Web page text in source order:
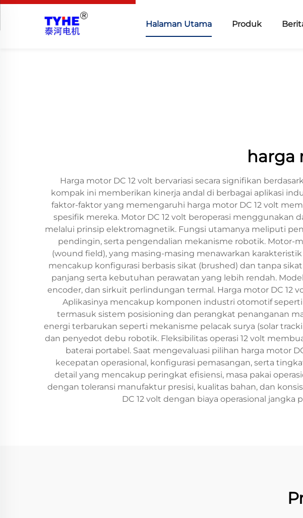
Halaman Utama Produk
harga
Harga motor DC 12 volt bervariasi secara signifikan
kompak ini memberikan kinerja andal di berbagai aplikasi
faktor-faktor yang memengaruhi harga motor DC 12 volt
spesifik mereka. Motor DC 12 volt beroperasi menggunakan
melalui prinsip elektromagnetik. Fungsi utamanya meliputi
pendingin, serta pengendalian mekanisme robotik.
(wound field), yang masing-masing menawarkan
mencakup konfigurasi berbasis sikat (brushed) dan tanpa
panjang serta kebutuhan perawatan yang lebih rendah.
encoder, dan sirkuit perlindungan termal. Harga motor DC
Aplikasinya mencakup komponen industri otomotif
termasuk sistem posisioning dan perangkat penanganan
energi terbarukan seperti mekanisme pelacak surya (solar
dan penyedot debu robotik. Fleksibilitas operasi 12 volt
baterai portabel. Saat mengevaluasi pilihan harga motor
kecepatan operasional, konfigurasi pemasangan, serta
detail yang mencakup peringkat efisiensi, masa pakai
dengan toleransi manufaktur presisi, kualitas bahan, dan
DC 12 volt dengan biaya operasional